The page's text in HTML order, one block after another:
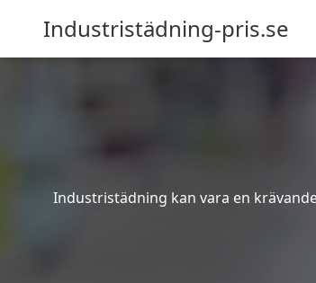
Industristädning-pris.se
Industristädning kan vara en